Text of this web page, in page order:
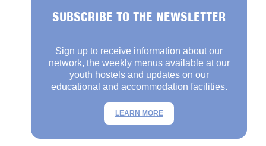
SUBSCRIBE TO THE NEWSLETTER
Sign up to receive information about our
network, the weekly menus available at our
youth hostels and updates on our
educational and accommodation facilities.
LEARN MORE